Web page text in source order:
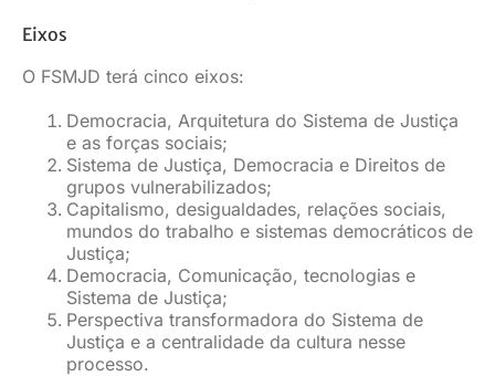
Eixos
O FSMJD terá cinco eixos:
Democracia, Arquitetura do Sistema de Justiça
e as forças sociais;
Sistema de Justiça, Democracia e Direitos de
grupos vulnerabilizados;
Capitalismo, desigualdades, relações sociais,
mundos do trabalho e sistemas democráticos de
Justiça;
Democracia, Comunicação, tecnologias e
Sistema de Justiça;
Perspectiva transformadora do Sistema de
Justiça e a centralidade da cultura nesse
processo.